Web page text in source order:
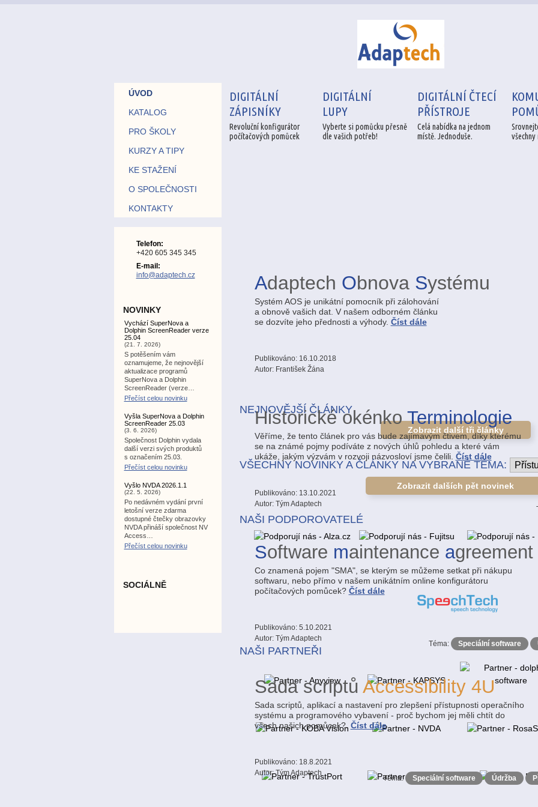
ÚVOD
KATALOG
PRO ŠKOLY
KURZY A TIPY
KE STAŽENÍ
O SPOLEČNOSTI
KONTAKTY
Telefon:
+420 605 345 345
E-mail:
info@adaptech.cz
NOVINKY
Vychází SuperNova a
Dolphin ScreenReader verze
25.04
(21. 7. 2026)
S potěšením vám
oznamujeme, že nejnovější
aktualizace programů
SuperNova a Dolphin
ScreenReader (verze…
Přečíst celou novinku
Vyšla SuperNova a Dolphin
ScreenReader 25.03
(3. 6. 2026)
Společnost Dolphin vydala
další verzi svých produktů
s označením 25.03.
Přečíst celou novinku
Vyšlo NVDA 2026.1.1
(22. 5. 2026)
Po nedávném vydání první
letošní verze zdarma
dostupné čtečky obrazovky
NVDA přináší společnost NV
Access…
Přečíst celou novinku
SOCIÁLNĚ
DIGITÁLNÍ
ZÁPISNÍKY
Revoluční konfigurátor
počítačových pomůcek
DIGITÁLNÍ
LUPY
Vyberte si pomůcku přesně
dle vašich potřeb!
DIGITÁLNÍ ČTECÍ
PŘÍSTROJE
Celá nabídka na jednom
místě. Jednoduše.
Adaptech Obnova Systému
Systém AOS je unikátní pomocník při zálohování
a obnově vašich dat. V našem odborném článku
se dozvíte jeho přednosti a výhody. Číst dále
Publikováno: 16.10.2018
Autor: František Žána
Historické okénkoTerminologie
Věříme, že tento článek pro vás bude zajímavým čtivem, díky kterému
se na známé pojmy podíváte z nových úhlů pohledu a které vám
ukáže, jakým výzvám v rozvoji názvosloví jsme čelili. Číst dále
Publikováno: 13.10.2021
Autor: Tým Adaptech
Software maintenance agreement
Co znamená pojem "SMA", se kterým se můžeme setkat při nákupu
softwaru, nebo přímo v našem unikátním online konfigurátoru
počítačových pomůcek? Číst dále
Publikováno: 5.10.2021
Autor: Tým Adaptech
Téma: Speciální software
Sada scriptů Accessibility 4U
Sada scriptů, aplikací a nastavení pro zlepšení přístupnosti operačního
systému a programového vybavení - proč bychom jej měli chtít do
všech našich pomůcek?. Číst dále
Publikováno: 18.8.2021
Autor: Tým Adaptech
Téma: Speciální software Údržba
NEJNOVĚJŠÍ ČLÁNKY
Zobrazit další tři články
VŠECHNY NOVINKY A ČLÁNKY NA VYBRANÉ TÉMA:
Zobrazit dalších pět novinek
NAŠI PODPOROVATELÉ
NAŠI PARTNEŘI